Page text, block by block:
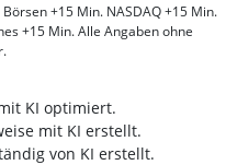
+15 Min. NASDAQ +15 Min.
+15 Min. Alle Angaben ohne
KI optimiert.
mit KI erstellt.
von KI erstellt.